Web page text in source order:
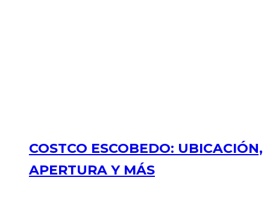
COSTCO ESCOBEDO: UBICACIÓN,
APERTURA Y MÁS